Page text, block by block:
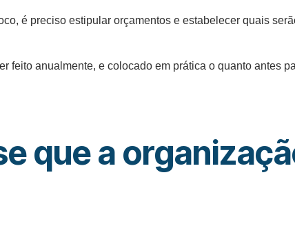
é preciso estipular orçamentos e estabelecer quais
feito anualmente, e colocado em prática o quanto antes
que a